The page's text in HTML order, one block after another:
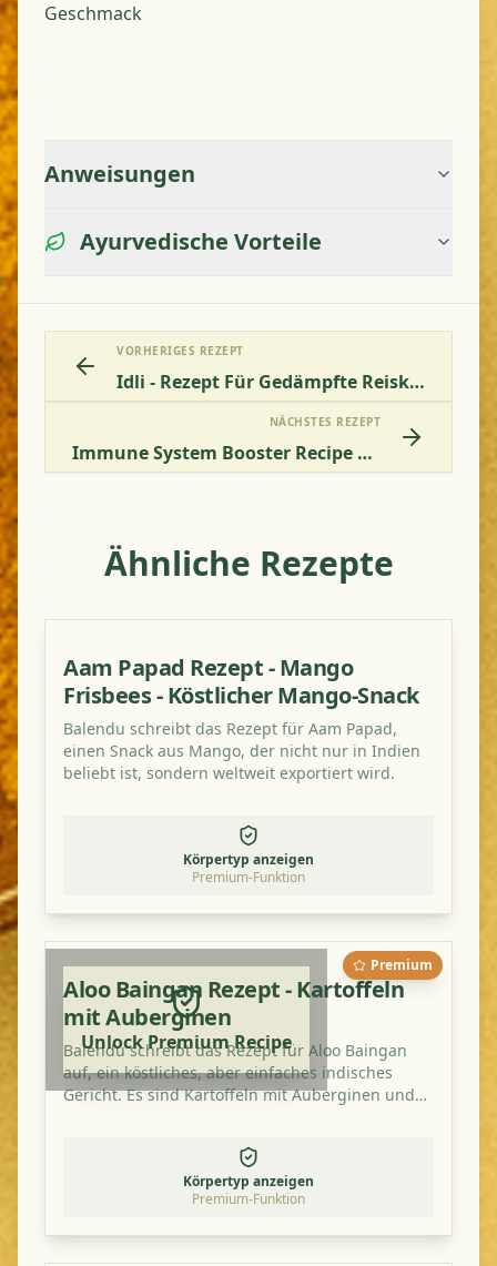
Geschmack
Anweisungen
Ayurvedische Vorteile
VORHERIGES REZEPT
Idli - Rezept Für Gedämpfte Reiskuchen
NÄCHSTES REZEPT
Immune System Booster Recipe For Ginger And Turmeric In Lemon
Ähnliche Rezepte
Aam Papad Rezept - Mango
Frisbees - Köstlicher Mango-Snack
Balendu schreibt das Rezept für Aam Papad,
einen Snack aus Mango, der nicht nur in Indien
beliebt ist, sondern weltweit exportiert wird.
Körpertyp anzeigen
Premium-Funktion
Premium
Unlock Premium Recipe
Aloo Baingan Rezept - Kartoffeln
mit Auberginen
Balendu schreibt das Rezept für Aloo Baingan
auf, ein köstliches, aber einfaches indisches
Gericht. Es sind Kartoffeln mit Auberginen und
Körpertyp anzeigen
Premium-Funktion